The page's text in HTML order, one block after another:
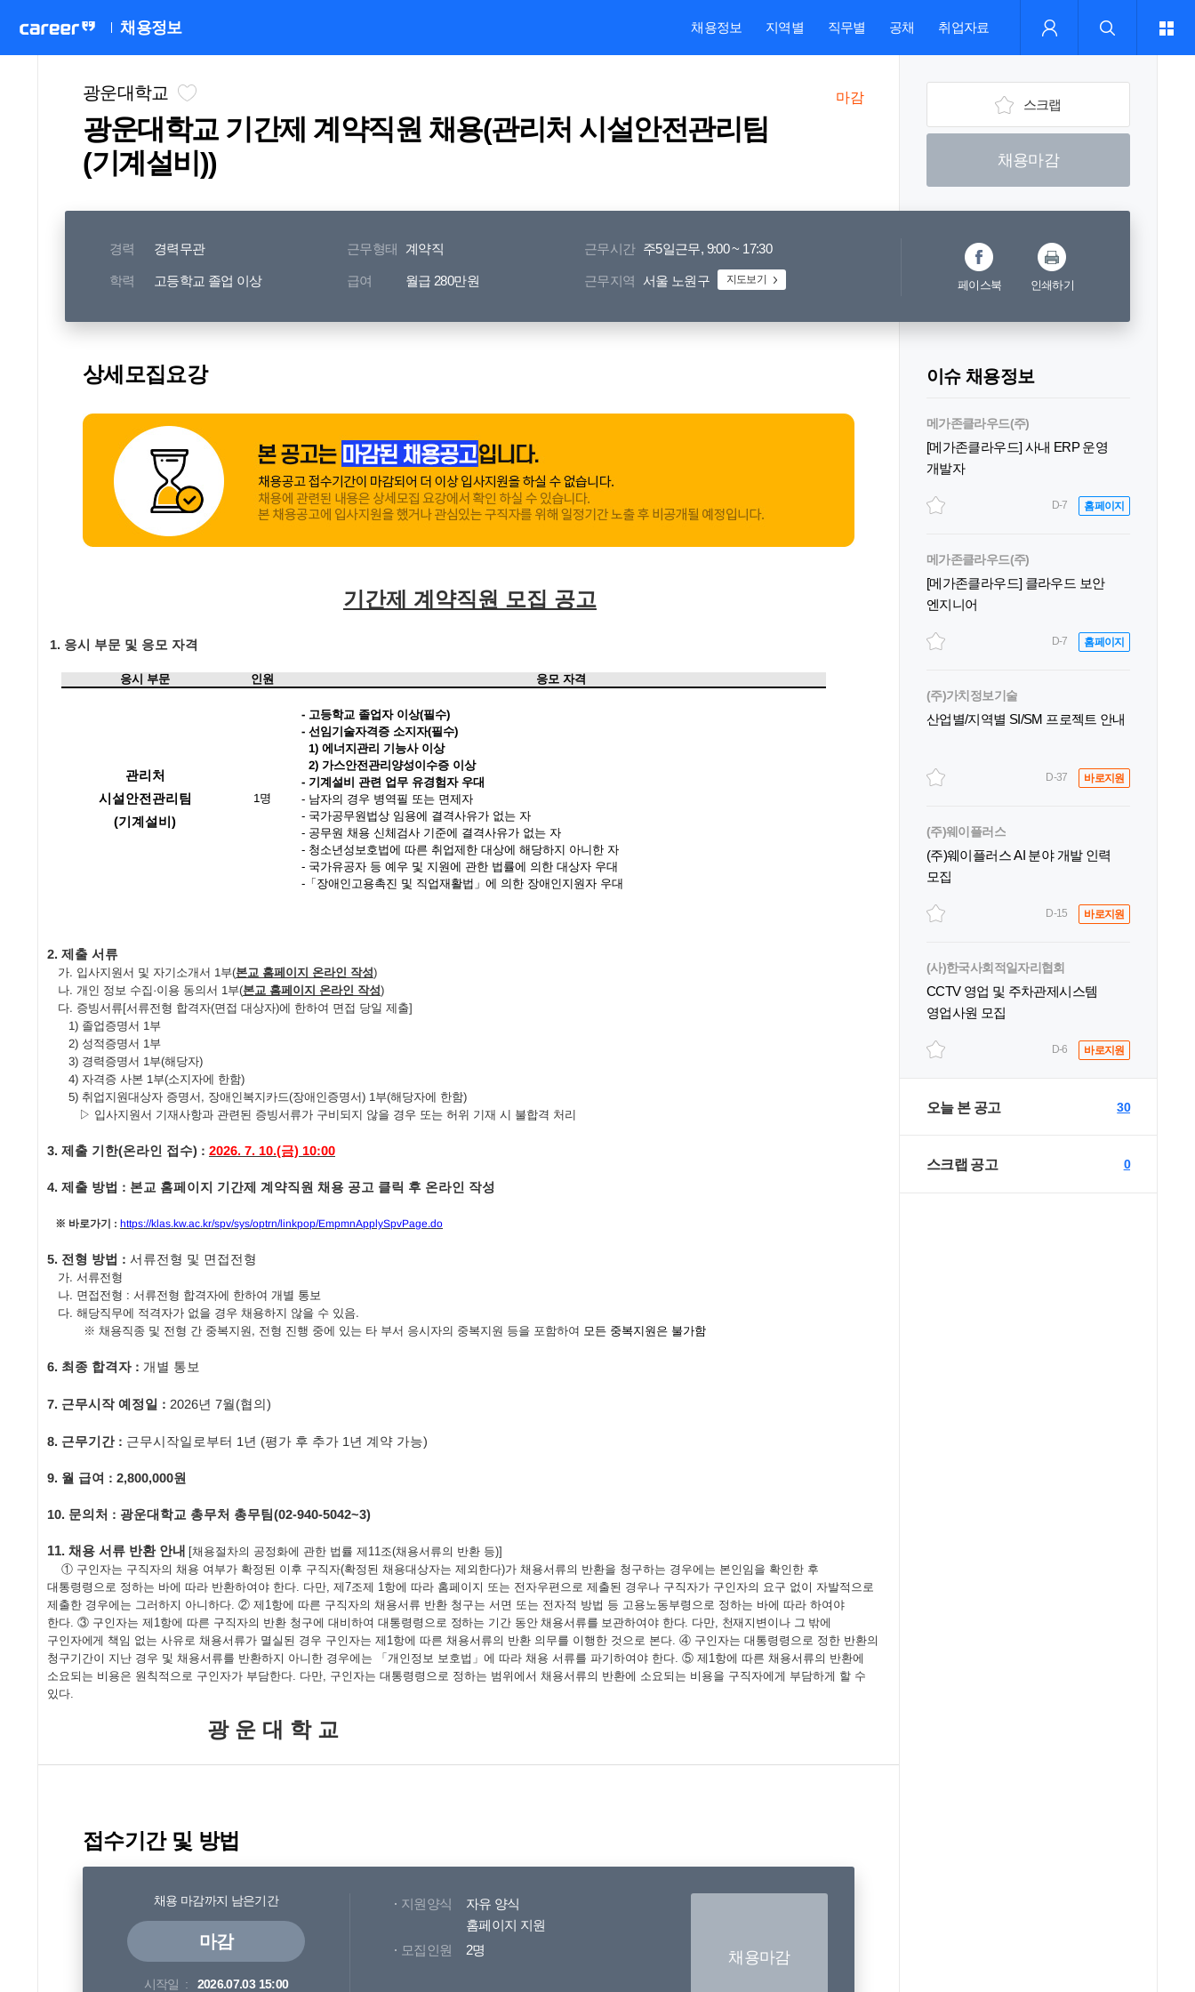
채용정보 채용정보 지역별 직무별 공채 취업자료
광운대학교
광운대학교 기간제 계약직원 채용(관리처 시설안전관리팀
(기계설비))
마감 스크랩
채용마감
경력 경력무관 근무형태 계약직 근무시간 주5일근무, 9:00 ~ 17:30
학력 고등학교 졸업 이상 급여 월급 280만원 근무지역 서울 노원구 지도보기 페이스북 인쇄하기
상세모집요강
기간제 계약직원 모집 공고
1. 응시 부문 및 응모 자격
응시 부문 인원 응모 자격
관리처
시설안전관리팀
(기계설비)
1명
- 고등학교 졸업자 이상(필수)
- 선임기술자격증 소지자(필수)
1) 에너지관리 기능사 이상
2) 가스안전관리양성이수증 이상
- 기계설비 관련 업무 유경험자 우대
- 남자의 경우 병역필 또는 면제자
- 국가공무원법상 임용에 결격사유가 없는 자
- 공무원 채용 신체검사 기준에 결격사유가 없는 자
- 청소년성보호법에 따른 취업제한 대상에 해당하지 아니한 자
- 국가유공자 등 예우 및 지원에 관한 법률에 의한 대상자 우대
-「 장애인고용촉진 및 직업재활법 」 에 의한 장애인지원자 우대
2.제출 서류
가. 입사지원서 및 자기소개서 1부(본교 홈페이지 온라인 작성)
나.개인 정보 수집 ·이용 동의서 1부(본교 홈페이지 온라인 작성)
다. 증빙서류[서류전형 합격자(면접 대상자)에 한하여 면접 당일 제출]
1) 졸업증명서 1부
2) 성적증명서 1부
3) 경력증명서 1부(해당자)
4) 자격증 사본 1부(소지자에 한함)
5) 취업지원대상자 증명서 , 장애인복지카드(장애인증명서) 1부(해당자에 한함)
▷ 입사지원서 기재사항과 관련된 증빙서류가 구비되지 않을 경우 또는 허위 기재 시 불합격 처리
3.제출 기한(온라인 접수) :2026. 7. 10.(금)10:00
4.제출 방법 : 본교 홈페이지 기간제 계약직원 채용 공고 클릭 후 온라인 작성
※ 바로가기 : https://klas.kw.ac.kr/spv/sys/optrn/linkpop/EmpmnApplySpvPage.do
5. 전형 방법 : 서류전형 및 면접전형
가.서류전형
나. 면접전형 :서류전형 합격자에 한하여 개별 통보
다.해당직무에 적격자가 없을 경우 채용하지 않을 수 있음.
※ 채용직종 및 전형 간 중복지원 , 전형 진행 중에 있는 타 부서 응시자의 중복지원 등을 포함하여 모든 중복지원은 불가함
6. 최종 합격자 : 개별 통보
7. 근무시작 예정일 : 2026년 7월 (협의)
8. 근무기간 : 근무시작일로부터 1 년 (평가 후 추가 1 년 계약 가능)
9. 월 급여 : 2,800,000원
10. 문의처 : 광운대학교 총무처 총무팀(02-940-5042~3)
11. 채용 서류 반환 안내 [채용절차의 공정화에 관한 법률 제 11조(채용서류의 반환 등)]
① 구인자는 구직자의 채용 여부가 확정된 이후 구직자(확정된 채용대상자는 제외한다)가 채용서류의 반환을 청구하는 경우에는 본인임을 확인한 후
대통령령으로 정하는 바에 따라 반환하여야 한다. 다만, 제7조제 1항에 따라 홈페이지 또는 전자우편으로 제출된 경우나 구직자가 구인자의 요구 없이 자발적으로
제출한 경우에는 그러하지 아니하다. ② 제 1항에 따른 구직자의 채용서류 반환 청구는 서면 또는 전자적 방법 등 고용노동부령으로 정하는 바에 따라 하여야
한다. ③ 구인자는 제 1항에 따른 구직자의 반환 청구에 대비하여 대통령령 으로 정하는 기간 동안 채용서류를 보관하여야 한다. 다만, 천재지변이나 그 밖에
구인자에게 책임 없는 사유로 채용서류가 멸실된 경우 구인자는 제 1항에 따른 채용서류의 반환 의무를 이행한 것으로 본다.④ 구인자는 대통령령으로 정한 반환의
청구기간이 지난 경우 및 채용서류를 반환하지 아니한 경우에는 「 개인정보 보호법 」 에 따라 채용 서류를 파기하여야 한다. ⑤ 제 1항에 따른 채용서류의 반환에
소요되는 비용은 원칙적으로 구인자가 부담한다. 다만, 구인자는 대통령령으로 정하는 범위에서 채용서류의 반환에 소요되는 비용을 구직자에게 부담하게 할 수
있다.
광 운 대 학 교
접수기간 및 방법
채용 마감까지 남은기간
마감
시작일 2026.07.03 15:00
지원양식
자유 양식
홈페이지 지원
모집인원
2명 채용마감
이슈 채용정보
메가존클라우드(주)
[메가존클라우드] 사내 ERP 운영
개발자
D-7 홈페이지
메가존클라우드(주)
[메가존클라우드] 클라우드 보안
엔지니어
D-7 홈페이지
(주)가치정보기술
산업별/지역별 SI/SM 프로젝트 안내
D-37 바로지원
(주)웨이플러스
(주)웨이플러스 AI 분야 개발 인력
모집
D-15 바로지원
(사)한국사회적일자리협회
CCTV 영업 및 주차관제시스템
영업사원 모집
D-6 바로지원
오늘 본 공고 30
스크랩 공고 0